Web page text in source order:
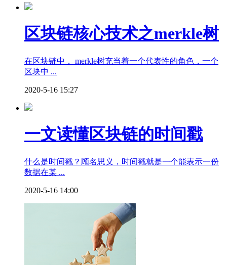
区块链核心技术之merkle树
在区块链中， merkle树充当着一个代表性的角色，一个
区块中 ...
2020-5-16 15:27
一文读懂区块链的时间戳
什么是时间戳？顾名思义，时间戳就是一个能表示一份
数据在某 ...
2020-5-16 14:00